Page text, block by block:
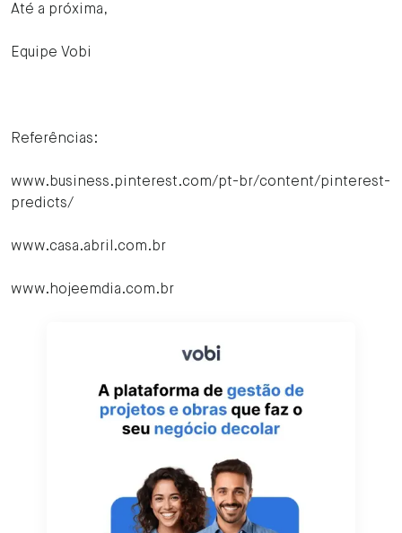
Até a próxima,
Equipe Vobi
Referências:
www.business.pinterest.com/pt-br/content/pinterest-
predicts/
www.casa.abril.com.br
www.hojeemdia.com.br